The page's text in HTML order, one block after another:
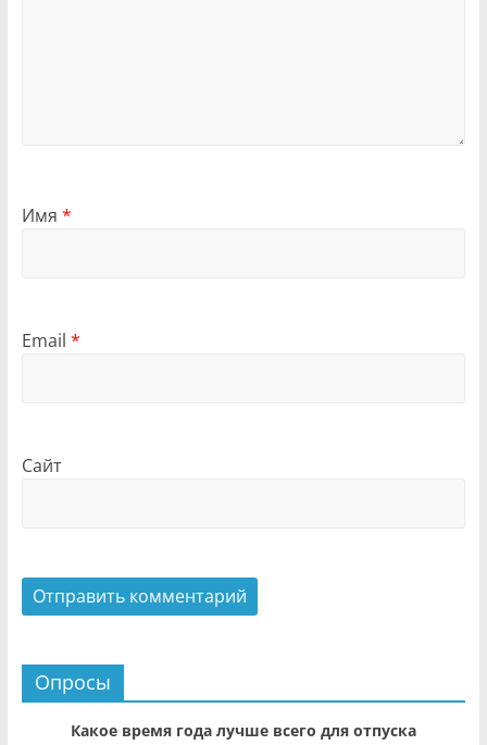
Имя *
Email *
Сайт
Опросы
Какое время года лучше всего для отпуска